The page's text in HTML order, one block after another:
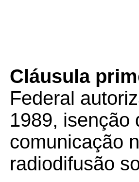
Cláusula
Federal
1989, isenção
comunicação
radiodifusão